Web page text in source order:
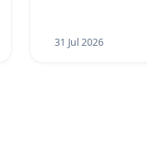
31 Jul 2026